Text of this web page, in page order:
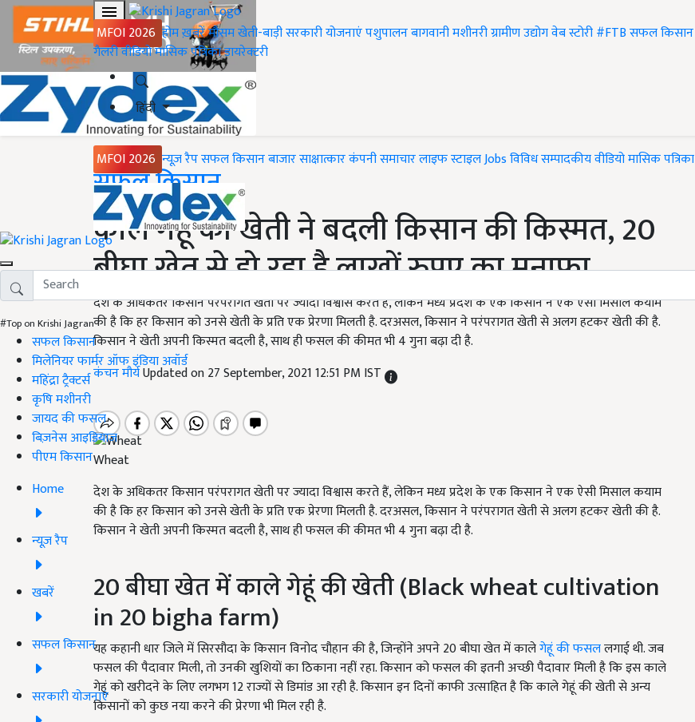
MFOI 2026 होमख़बरेंमौसमखेती-बाड़ीसरकारी योजनाएंपशुपालनबागवानीमशीनरीग्रामीण उद्योगवेब स्टोरी#FTBसफल किसान
गैलरीवीडियोमासिक पत्रिकाडायरेक्टरी
हिंदी
MFOI 2026 न्यूज़ रैपसफल किसानबाजारसाक्षात्कारकंपनी समाचारलाइफ स्टाइलJobsविविधसम्पादकीयवीडियोमासिक पत्रिका
#Top on Krishi Jagran
सफल किसान
मिलेनियर फार्मर ऑफ इंडिया अवॉर्ड
महिंद्रा ट्रैक्टर्स
कृषि मशीनरी
जायद की फसल
बिज़नेस आइडियाज
पीएम किसान
Home
न्यूज़ रैप
खबरें
सफल किसान
सरकारी योजनाएं
Home
सफल किसान
काले गेहूं की खेती ने बदली किसान की किस्मत, 20
बीघा खेत से हो रहा है लाखों रुपए का मुनाफा
देश के अधिकतर किसान परंपरागत खेती पर ज्यादा विश्वास करते हैं, लेकिन मध्य प्रदेश के एक किसान ने एक ऐसी मिसाल कयाम
की है कि हर किसान को उनसे खेती के प्रति एक प्रेरणा मिलती है. दरअसल, किसान ने परंपरागत खेती से अलग हटकर खेती की है.
किसान ने खेती अपनी किस्मत बदली है, साथ ही फसल की कीमत भी 4 गुना बढ़ा दी है.
कंचन मौर्यUpdated on 27 September, 2021 12:51 PM IST
Wheat
देश के अधिकतर किसान परंपरागत खेती पर ज्यादा विश्वास करते हैं, लेकिन मध्य प्रदेश के एक किसान ने एक ऐसी मिसाल कयाम
की है कि हर किसान को उनसे खेती के प्रति एक प्रेरणा मिलती है. दरअसल, किसान ने परंपरागत खेती से अलग हटकर खेती की है.
किसान ने खेती अपनी किस्मत बदली है, साथ ही फसल की कीमत भी 4 गुना बढ़ा दी है.
20 बीघा खेत में काले गेहूं की खेती (Black wheat cultivation
in 20 bigha farm)
यह कहानी धार जिले में सिरसौदा के किसान विनोद चौहान की है, जिन्होंने अपने 20 बीघा खेत में कालेगेहूं की फसललगाई थी. जब
फसल की पैदावार मिली, तो उनकी खुशियों का ठिकाना नहीं रहा. किसान को फसल की इतनी अच्छी पैदावार मिली है कि इस काले
गेहूं को खरीदने के लिए लगभग 12 राज्यों से डिमांड आ रही है. किसान इन दिनों काफी उत्साहित है कि काले गेहूं की खेती से अन्य
किसानों को कुछ नया करने की प्रेरणा भी मिल रही है.